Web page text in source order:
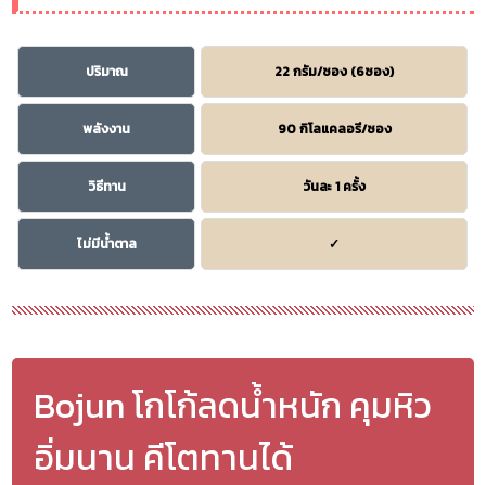
ปริมาณ 22 กรัม/ซอง (6ซอง)
พลังงาน 90 กิโลแคลอรี/ซอง
วิธีทาน วันละ 1 ครั้ง
ไม่มีน้ำตาล ✓
Bojun โกโก้ลดน้ำหนัก คุมหิว
อิ่มนาน คีโตทานได้